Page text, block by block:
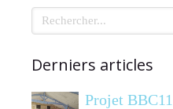
Rechercher
Derniers articles
Projet